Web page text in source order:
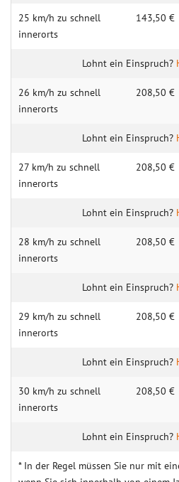
25 km/h zu schnell
innerorts
143,50 €
26 km/h zu schnell
innerorts
208,50 €
27 km/h zu schnell
innerorts
208,50 €
28 km/h zu schnell
innerorts
208,50 €
29 km/h zu schnell
innerorts
208,50 €
30 km/h zu schnell
innerorts
208,50 €
* In der Regel müssen Sie nur mit